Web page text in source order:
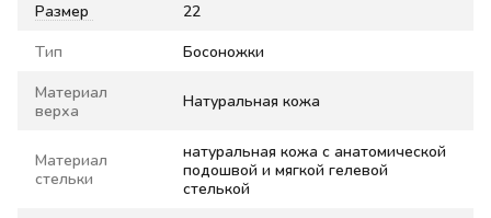
Размер 22
Тип Босоножки
Материал
верха
Натуральная кожа
Материал
стельки
натуральная кожа с анатомической
подошвой и мягкой гелевой
стелькой